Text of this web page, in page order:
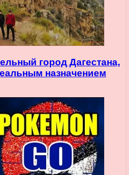
город Дагестана,
назначением